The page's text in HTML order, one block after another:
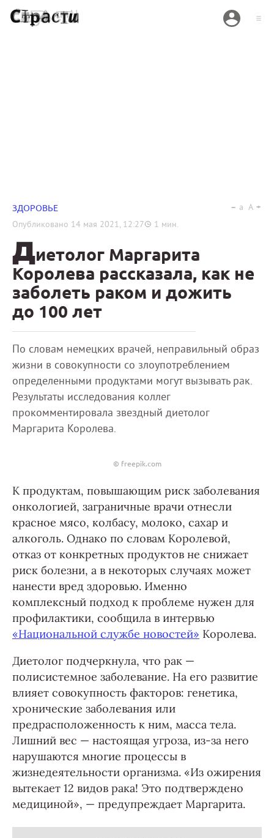
ЗДОРОВЬЕ
Опубликовано 14 мая 2021, 12:27 1 мин.
a A
Диетолог Маргарита
Королева рассказала, как не
заболеть раком и дожить
до 100 лет
По словам немецких врачей, неправильный образ
жизни в совокупности со злоупотреблением
определенными продуктами могут вызывать рак.
Результаты исследования коллег
прокомментировала звездный диетолог
Маргарита Королева.
© freepik.com
К продуктам, повышающим риск заболевания
онкологией, заграничные врачи отнесли
красное мясо, колбасу, молоко, сахар и
алкоголь. Однако по словам Королевой,
отказ от конкретных продуктов не снижает
риск болезни, а в некоторых случаях может
нанести вред здоровью. Именно
комплексный подход к проблеме нужен для
профилактики, сообщила в интервью
«Национальной службе новостей» Королева.
Диетолог подчеркнула, что рак —
полисистемное заболевание. На его развитие
влияет совокупность факторов: генетика,
хронические заболевания или
предрасположенность к ним, масса тела.
Лишний вес — настоящая угроза, из-за него
нарушаются многие процессы в
жизнедеятельности организма. «Из ожирения
вытекает 12 видов рака! Это подтверждено
медициной», — предупреждает Маргарита.